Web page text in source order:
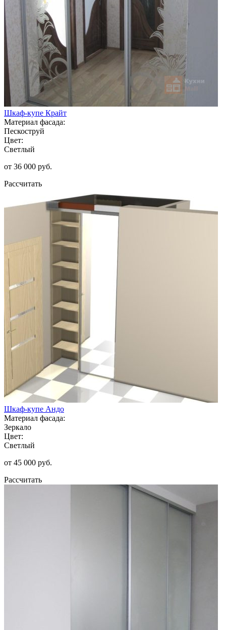
Шкаф-купе Крайт
Материал фасада:
Пескоструй
Цвет:
Светлый
от 36 000 руб.
Рассчитать
Шкаф-купе Андо
Материал фасада:
Зеркало
Цвет:
Светлый
от 45 000 руб.
Рассчитать